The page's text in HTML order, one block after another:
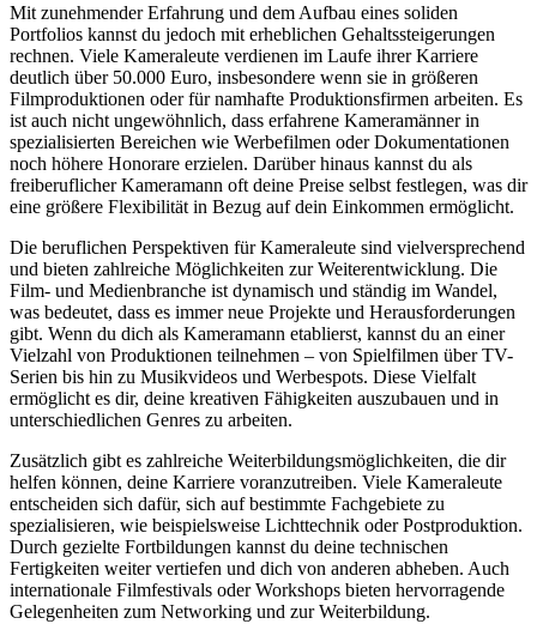
Mit zunehmender Erfahrung und dem Aufbau eines soliden
Portfolios kannst du jedoch mit erheblichen Gehaltssteigerungen
rechnen. Viele Kameraleute verdienen im Laufe ihrer Karriere
deutlich über 50.000 Euro, insbesondere wenn sie in größeren
Filmproduktionen oder für namhafte Produktionsfirmen arbeiten. Es
ist auch nicht ungewöhnlich, dass erfahrene Kameramänner in
spezialisierten Bereichen wie Werbefilmen oder Dokumentationen
noch höhere Honorare erzielen. Darüber hinaus kannst du als
freiberuflicher Kameramann oft deine Preise selbst festlegen, was dir
eine größere Flexibilität in Bezug auf dein Einkommen ermöglicht.
Die beruflichen Perspektiven für Kameraleute sind vielversprechend
und bieten zahlreiche Möglichkeiten zur Weiterentwicklung. Die
Film- und Medienbranche ist dynamisch und ständig im Wandel,
was bedeutet, dass es immer neue Projekte und Herausforderungen
gibt. Wenn du dich als Kameramann etablierst, kannst du an einer
Vielzahl von Produktionen teilnehmen – von Spielfilmen über TV-
Serien bis hin zu Musikvideos und Werbespots. Diese Vielfalt
ermöglicht es dir, deine kreativen Fähigkeiten auszubauen und in
unterschiedlichen Genres zu arbeiten.
Zusätzlich gibt es zahlreiche Weiterbildungsmöglichkeiten, die dir
helfen können, deine Karriere voranzutreiben. Viele Kameraleute
entscheiden sich dafür, sich auf bestimmte Fachgebiete zu
spezialisieren, wie beispielsweise Lichttechnik oder Postproduktion.
Durch gezielte Fortbildungen kannst du deine technischen
Fertigkeiten weiter vertiefen und dich von anderen abheben. Auch
internationale Filmfestivals oder Workshops bieten hervorragende
Gelegenheiten zum Networking und zur Weiterbildung.